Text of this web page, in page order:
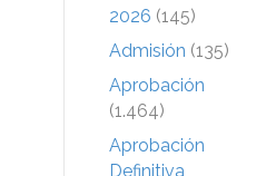
2026 (145)
Admisión (135)
Aprobación
(1.464)
Aprobación
Definitiva